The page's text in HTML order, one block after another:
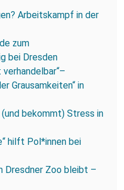
Arbeitskampf in der
zum
bei Dresden
Grausamkeiten“ in
bekommt) Stress in
hilft Pol*innen bei
Dresdner Zoo bleibt –